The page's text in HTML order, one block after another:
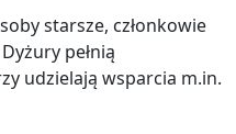
starsze, członkowie
pełnią
udzielają wsparcia m.in.